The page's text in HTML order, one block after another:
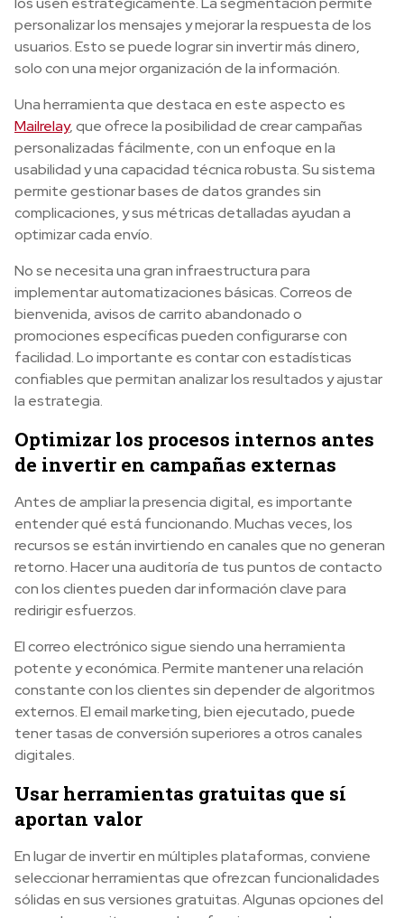
personalizar los mensajes y mejorar la respuesta de los
usuarios. Esto se puede lograr sin invertir más dinero,
solo con una mejor organización de la información.
Una herramienta que destaca en este aspecto es
Mailrelay, que ofrece la posibilidad de crear campañas
personalizadas fácilmente, con un enfoque en la
usabilidad y una capacidad técnica robusta. Su sistema
permite gestionar bases de datos grandes sin
complicaciones, y sus métricas detalladas ayudan a
optimizar cada envío.
No se necesita una gran infraestructura para
implementar automatizaciones básicas. Correos de
bienvenida, avisos de carrito abandonado o
promociones específicas pueden configurarse con
facilidad. Lo importante es contar con estadísticas
confiables que permitan analizar los resultados y ajustar
la estrategia.
Optimizar los procesos internos antes
de invertir en campañas externas
Antes de ampliar la presencia digital, es importante
entender qué está funcionando. Muchas veces, los
recursos se están invirtiendo en canales que no generan
retorno. Hacer una auditoría de tus puntos de contacto
con los clientes pueden dar información clave para
redirigir esfuerzos.
El correo electrónico sigue siendo una herramienta
potente y económica. Permite mantener una relación
constante con los clientes sin depender de algoritmos
externos. El email marketing, bien ejecutado, puede
tener tasas de conversión superiores a otros canales
digitales.
Usar herramientas gratuitas que sí
aportan valor
En lugar de invertir en múltiples plataformas, conviene
seleccionar herramientas que ofrezcan funcionalidades
sólidas en sus versiones gratuitas. Algunas opciones del